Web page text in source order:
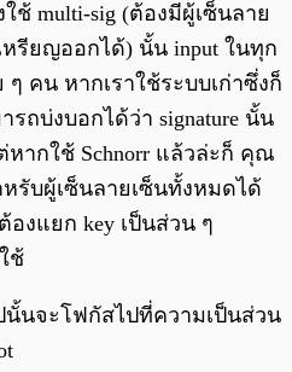
ช้ multi-sig (ต้องมีผู้เซ็นลาย
รียญออกได้) นั้น input ในทุก
คน หากเราใช้ระบบเก่าซึ่งก็
รถบ่งบอกได้ว่า signature นั้น
ากใช้ Schnorr แล้วล่ะก็ คุณ
รับผู้เซ็นลายเซ็นทั้งหมดได้
องแยก key เป็นส่วน ๆ
ช้
นจะโฟกัสไปที่ความเป็นส่วน